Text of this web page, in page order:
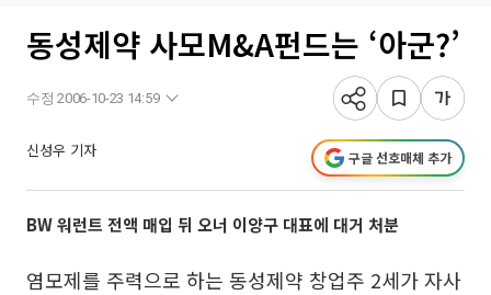
동성제약 사모M&A펀드는 ‘아군?’
수정 2006-10-23 14:59
신성우 기자 구글 선호매체 추가
BW 워런트 전액 매입 뒤 오너 이양구 대표에 대거 처분
염모제를 주력으로 하는 동성제약 창업주 2세가 자사